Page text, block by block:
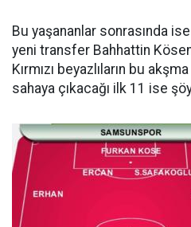
Bu yaşananlar sonrasında
yeni transfer Bahhattin
Kırmızı beyazlıların bu
sahaya çıkacağı ilk 11 ise